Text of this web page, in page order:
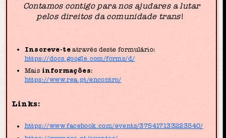
Contamos contigo para nos ajudares a lutar
pelos direitos da comunidade trans!
Inscreve-teatravés deste formulário:
https://docs.google.com/forms/d/
Mais informações:
https://www.rea.pt/encontro/
Links:
https://www.facebook.com/events/375417133223540/